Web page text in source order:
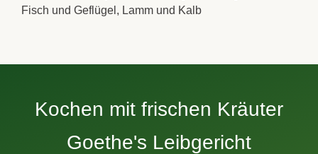
Fisch und Geflügel, Lamm und Kalb
Kochen mit frischen Kräuter
Goethe's Leibgericht